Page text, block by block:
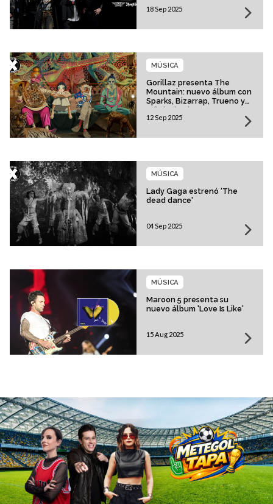
18 Sep 2025
Gorillaz presenta The
Mountain: nuevo álbum con
Sparks, Bizarrap, Trueno y
más invitados
MÚSICA
12 Sep 2025
Lady Gaga estrenó 'The
dead dance'
MÚSICA
04 Sep 2025
Maroon 5 presenta su
nuevo álbum 'Love Is Like'
MÚSICA
15 Aug 2025